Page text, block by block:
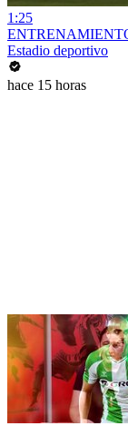
1:25
Estadio deportivo
hace 15 horas